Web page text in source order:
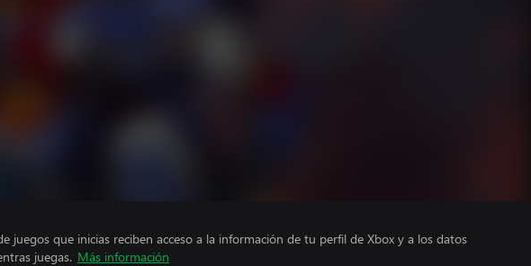
juegos que inicias reciben acceso a la información de tu perfil de Xbox y a los datos
juegas. Más información